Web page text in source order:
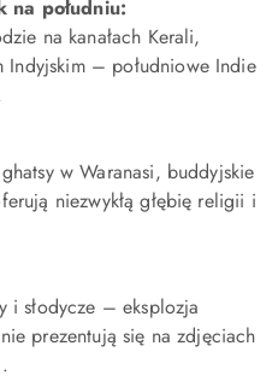
południu:
na kanałach Kerali,
Indyjskim – południowe Indie
w Waranasi, buddyjskie
niezwykłą głębię religii i
i słodycze – eksplozja
prezentują się na zdjęciach